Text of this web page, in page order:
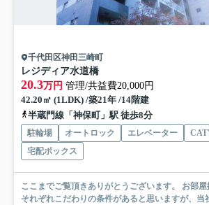
千代田区神田三崎町
レジディア水道橋
20.3万円 管理/共益費20,000円
42.20㎡ (1LDK) /築21年 /14階建
半蔵門線「神保町」駅 徒歩8分
駐輪場 オートロック エレベーター
宅配ボックス
ここまでご覧頂きありがとうございます。 お部屋探しの際には、皆さま
それぞれこだわりの条件があると思いますが、当